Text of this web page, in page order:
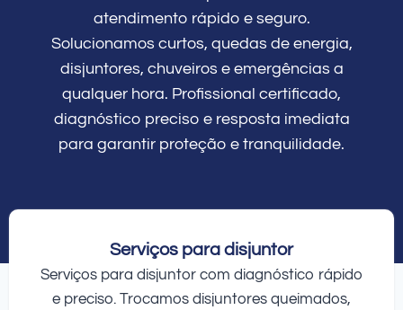
atendimento rápido e seguro.
Solucionamos curtos, quedas de energia,
disjuntores, chuveiros e emergências a
qualquer hora. Profissional certificado,
diagnóstico preciso e resposta imediata
para garantir proteção e tranquilidade.
Serviços para disjuntor
Serviços para disjuntor com diagnóstico rápido
e preciso. Trocamos disjuntores queimados,